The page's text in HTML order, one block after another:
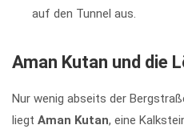
auf den Tunnel aus.
Aman Kutan und die
Nur wenig abseits der
liegt Aman Kutan, eine